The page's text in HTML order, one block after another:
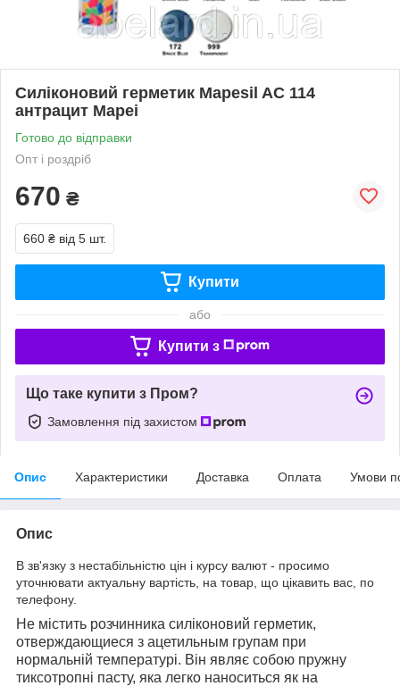
Силіконовий герметик Mapesil AC 114
антрацит Mapei
Готово до відправки
Опт і роздріб
670 ₴
660 ₴ від 5 шт.
Купити
або
Купити з
Що таке купити з Пром?
Замовлення під захистом
Опис Характеристики Доставка Оплата Умови
Опис
В зв'язку з нестабільністю цін і курсу валют - просимо
уточнювати актуальну вартість, на товар, що цікавить вас, по
телефону.
Не містить розчинника силіконовий герметик,
отверждающиеся з ацетильным групам при
нормальній температурі. Він являє собою пружну
тиксотропні пасту, яка легко наноситься як на